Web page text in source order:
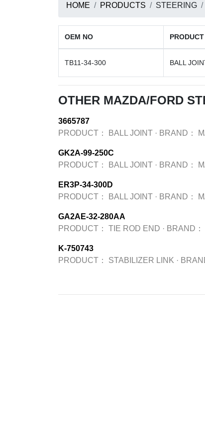
HOME PRODUCTS STEERING
OEM NO PRODUCT
TB11-34-300 BALL
OTHER MAZDA/FORD
3665787
PRODUCT：
BALL JOINT · BRAND：
GK2A-99-250C
PRODUCT：
BALL JOINT · BRAND：
ER3P-34-300D
PRODUCT：
BALL JOINT · BRAND：
GA2AE-32-280AA
PRODUCT：
TIE ROD END · BRAND：
K-750743
PRODUCT：
STABILIZER LINK ·